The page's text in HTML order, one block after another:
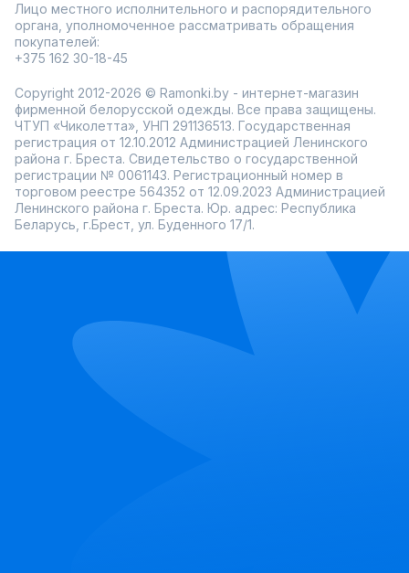
вещь работает сразу на комфорт и стиль.
оптимальный баланс тепла и легкости;
актуальные фасоны без перегруженных деталей;
удобны для повседневных образов;
комфортная посадка.
В Ramonki легко подобрать легкую дубленку благодаря
широкому ассортименту и большому размерному ряду.
Быстрая доставка по России и возможность примерки
делают покупку спокойной и удобной.
Лицо местного исполнительного и распорядительного
органа, уполномоченное рассматривать обращения
покупателей:
+375 162 30-18-45
Copyright 2012-2026 © Ramonki.by - интернет-магазин
фирменной белорусской одежды. Все права защищены.
ЧТУП «Чиколетта», УНП 291136513. Государственная
регистрация от 12.10.2012 Администрацией Ленинского
района г. Бреста. Свидетельство о государственной
регистрации № 0061143. Регистрационный номер в
торговом реестре 564352 от 12.09.2023 Администрацией
Ленинского района г. Бреста. Юр. адрес: Республика
Беларусь, г.Брест, ул. Буденного 17/1.